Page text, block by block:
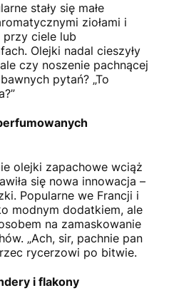
stały się małe
ziołami i
przy ciele lub
Olejki nadal cieszyły
czy noszenie pachnącej
pytań? „To
olejki zapachowe wciąż
się nowa innowacja –
Popularne we Francji i
modnym dodatkiem, ale
na zamaskowanie
„Ach, sir, pachnie pan
rycerzowi po bitwie.
i flakony